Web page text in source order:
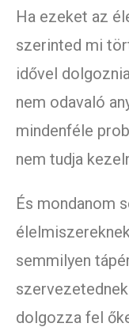
Ha ezeket az
szerinted mi
idővel
nem odavaló
mindenféle
nem tudja
És mondanom
semmilyen
dolgozza fel